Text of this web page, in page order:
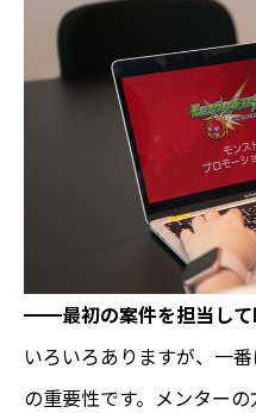
━━最初の案件を担当し
いろいろありますが、一
の重要性です。メンター